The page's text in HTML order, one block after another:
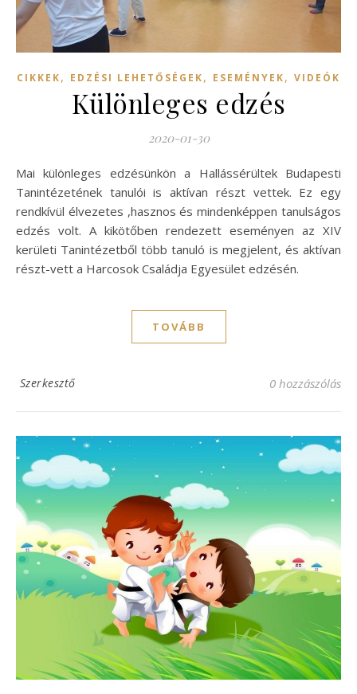
CIKKEK, EDZÉSI LEHETŐSÉGEK, ESEMÉNYEK, VIDEÓK
Különleges edzés
2020-01-30
Mai különleges edzésünkön a Hallássérültek Budapesti
Tanintézetének tanulói is aktívan részt vettek. Ez egy
rendkívül élvezetes ,hasznos és mindenképpen tanulságos
edzés volt. A kikötőben rendezett eseményen az XIV
kerületi Tanintézetből több tanuló is megjelent, és aktívan
részt-vett a Harcosok Családja Egyesület edzésén.
TOVÁBB
Szerkesztő 0 hozzászólás